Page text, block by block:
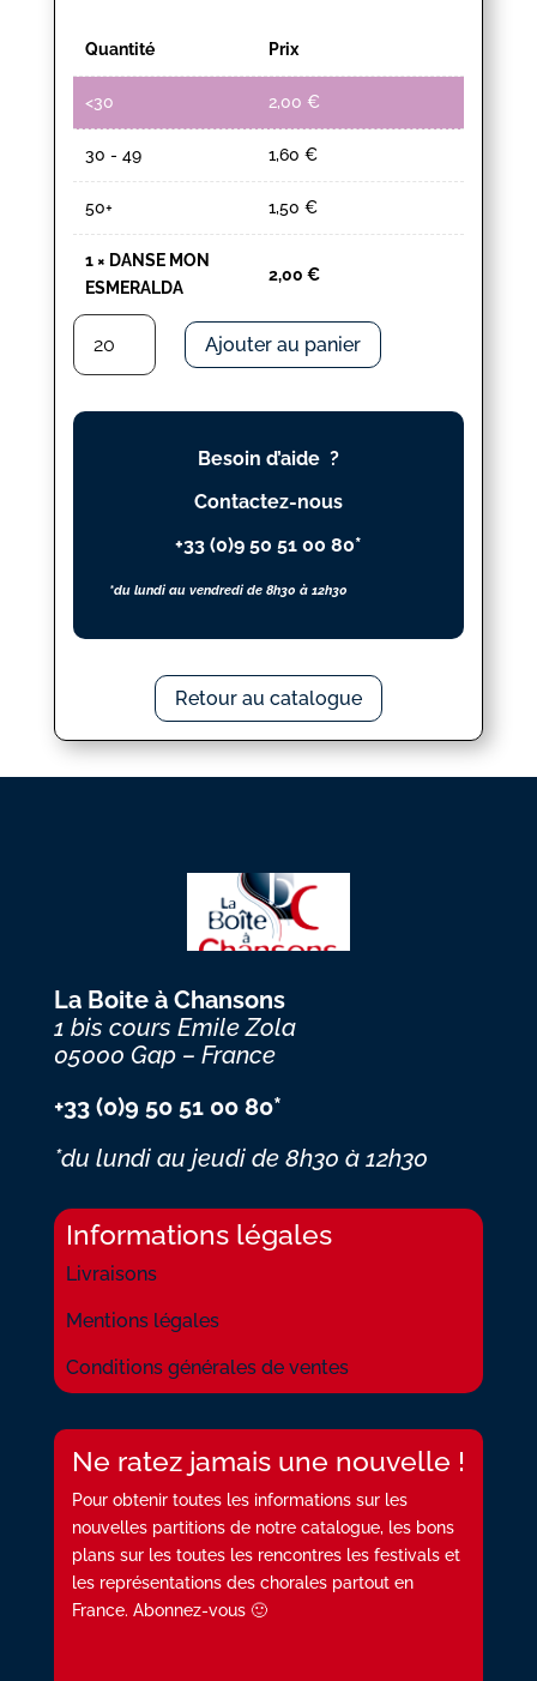
Quantité Prix
<30 2,00 €
30 - 49 1,60 €
50+ 1,50 €
1× DANSE MON
ESMERALDA
2,00 €
quantité
DANSE
MON
Ajouter au panier
Besoin d’aide ?
Contactez-nous
+33 (0)9 50 51 00 80*
*du lundi au vendredi de 8h30 à 12h30
Retour au catalogue
La Boite à Chansons
1 bis cours Emile Zola
05000 Gap – France
+33 (0)9 50 51 00 80*
*du lundi au jeudi de 8h30 à 12h30
Informations légales
Livraisons
Mentions légales
Conditions générales de ventes
Ne ratez jamais une nouvelle !
Pour obtenir toutes les informations sur les
nouvelles partitions de notre catalogue, les bons
plans sur les toutes les rencontres les festivals et
les représentations des chorales partout en
France. Abonnez-vous 🙂